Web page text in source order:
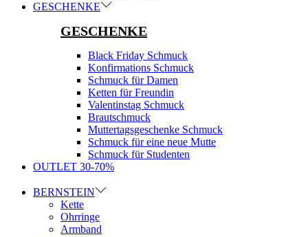
GESCHENKE
GESCHENKE
Black Friday Schmuck
Konfirmations Schmuck
Schmuck für Damen
Ketten für Freundin
Valentinstag Schmuck
Brautschmuck
Muttertagsgeschenke Schmuck
Schmuck für eine neue Mutte
Schmuck für Studenten
OUTLET 30-70%
BERNSTEIN
Kette
Ohrringe
Armband